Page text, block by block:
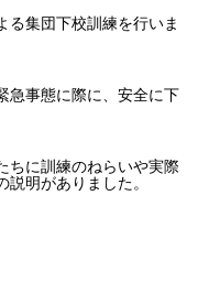
る集団下校訓練を行いま
急事態に際に、安全に下
ちに訓練のねらいや実際
明がありました。